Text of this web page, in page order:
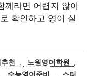
께라면 어렵지 않아
확인하고 영어 실
천 , 노원영어학원
,